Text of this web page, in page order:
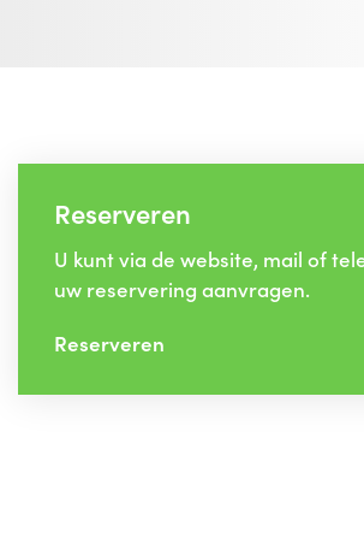
Reserveren
U kunt via de website, mail of
uw reservering aanvragen.
Reserveren